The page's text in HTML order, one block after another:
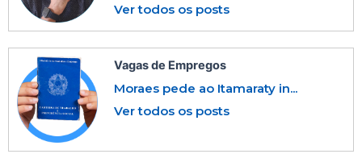
Ver todos os posts
Vagas de Empregos
Moraes pede ao Itamaraty in...
Ver todos os posts